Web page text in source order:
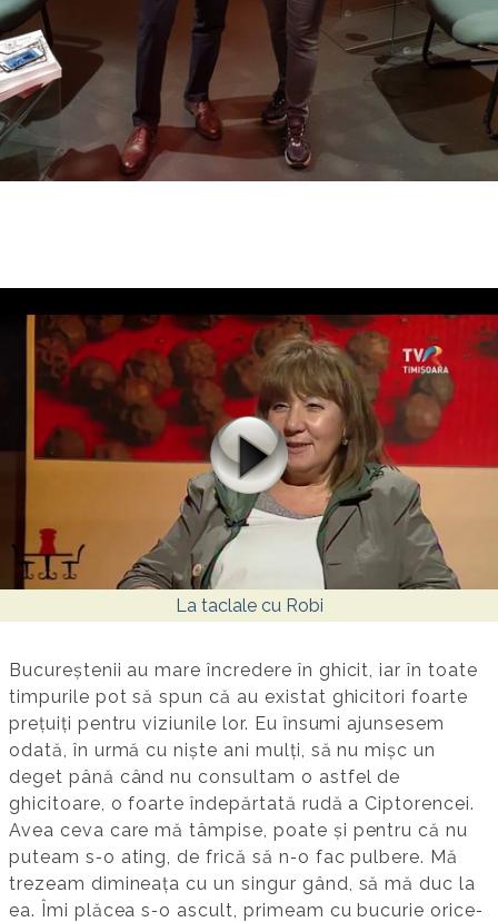
La taclale cu Robi
Bucureștenii au mare încredere în ghicit, iar în toate
timpurile pot să spun că au existat ghicitori foarte
preţuiţi pentru viziunile lor. Eu însumi ajunsesem
odată, în urmă cu niște ani mulţi, să nu mișc un
deget până când nu consultam o astfel de
ghicitoare, o foarte îndepărtată rudă a Ciptorencei.
Avea ceva care mă tâmpise, poate și pentru că nu
puteam s‐o ating, de frică să n‐o fac pulbere. Mă
trezeam dimineaţa cu un singur gând, să mă duc la
ea. Îmi plăcea s‐o ascult, primeam cu bucurie orice‐